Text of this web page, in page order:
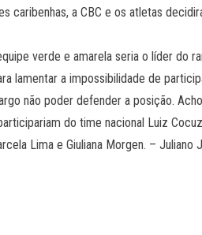
caribenhas, a CBC e os atletas
verde e amarela seria o líder do
lamentar a impossibilidade de
não poder defender a posição.
do time nacional Luiz
Lima e Giuliana Morgen. –